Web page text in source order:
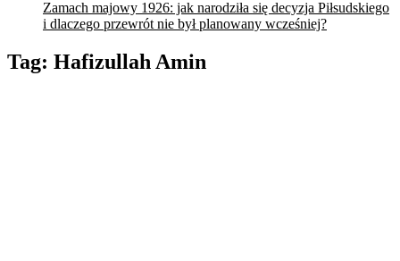
Zamach majowy 1926: jak narodziła się decyzja Piłsudskiego
i dlaczego przewrót nie był planowany wcześniej?
Tag: Hafizullah Amin